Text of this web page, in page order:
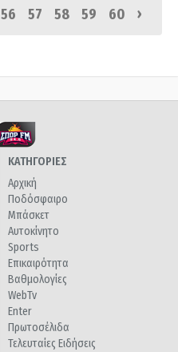
56 57 58 59 60 ›
ΚΑΤΗΓΟΡΙΕΣ
Αρχική
Ποδόσφαιρο
Μπάσκετ
Αυτοκίνητο
Sports
Επικαιρότητα
Βαθμολογίες
WebTv
Enter
Πρωτοσέλιδα
Τελευταίες Ειδήσεις